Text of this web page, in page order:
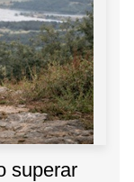
superar